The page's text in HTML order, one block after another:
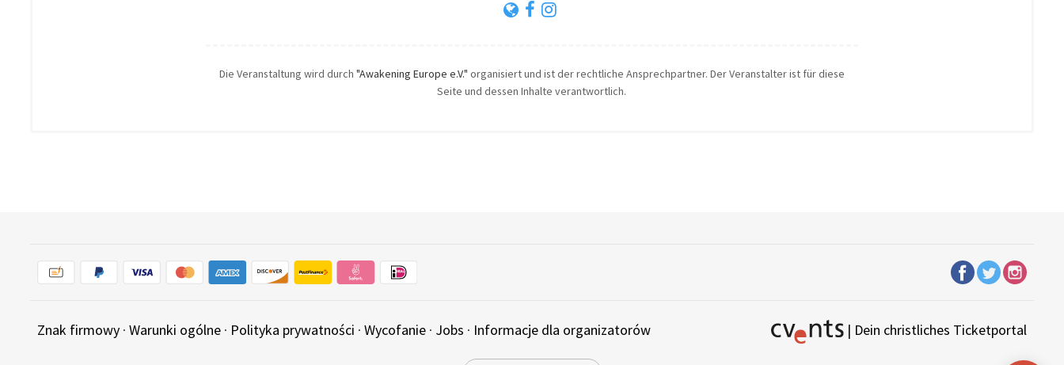
Die Veranstaltung wird durch "Awakening Europe e.V." organisiert und ist der rechtliche Ansprechpartner. Der Veranstalter ist für diese
Seite und dessen Inhalte verantwortlich.
Znak firmowy · Warunki ogólne · Polityka prywatności · Wycofanie · Jobs · Informacje dla organizatorów | Dein christliches Ticketportal